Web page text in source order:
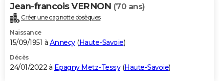
Jean-francois VERNON (70 ans)
Créer une cagnotte obsèques
Naissance
15/09/1951 à Annecy(Haute-Savoie)
Décès
24/01/2022 à Epagny Metz-Tessy(Haute-Savoie)